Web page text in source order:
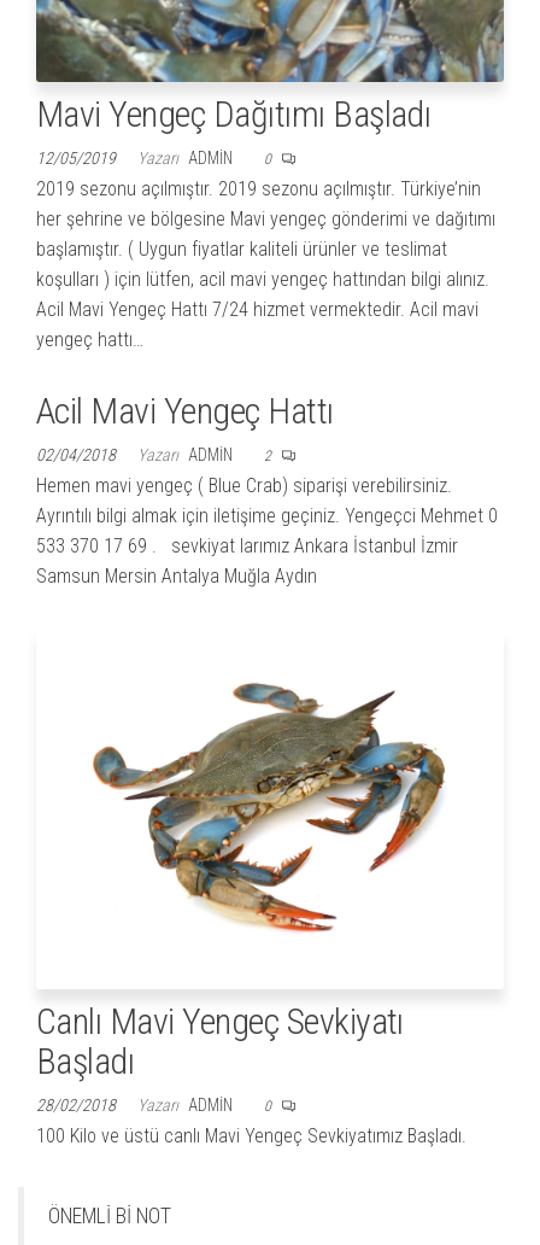
Mavi Yengeç Dağıtımı Başladı
12/05/2019 Yazarı ADMIN 0
2019 sezonu açılmıştır. 2019 sezonu açılmıştır. Türkiye’nin
her şehrine ve bölgesine Mavi yengeç gönderimi ve dağıtımı
başlamıştır. ( Uygun fiyatlar kaliteli ürünler ve teslimat
koşulları ) için lütfen, acil mavi yengeç hattından bilgi alınız.
Acil Mavi Yengeç Hattı 7/24 hizmet vermektedir. Acil mavi
yengeç hattı…
Acil Mavi Yengeç Hattı
02/04/2018 Yazarı ADMIN 2
Hemen mavi yengeç ( Blue Crab) siparişi verebilirsiniz.
Ayrıntılı bilgi almak için iletişime geçiniz. Yengeçci Mehmet 0
533 370 17 69 . sevkiyat larımız Ankara İstanbul İzmir
Samsun Mersin Antalya Muğla Aydın
Canlı Mavi Yengeç Sevkiyatı
Başladı
28/02/2018 Yazarı ADMIN 0
100 Kilo ve üstü canlı Mavi Yengeç Sevkiyatımız Başladı.
ÖNEMLİ Bİ NOT